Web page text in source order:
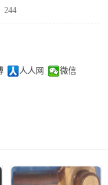
244
人人网 微信